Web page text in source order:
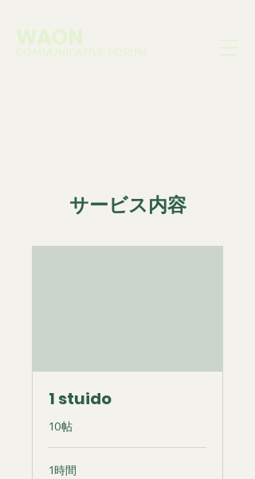
WAON
COMMUNICATIVE FORUM
サービス内容
1 stuido
10帖
1時間